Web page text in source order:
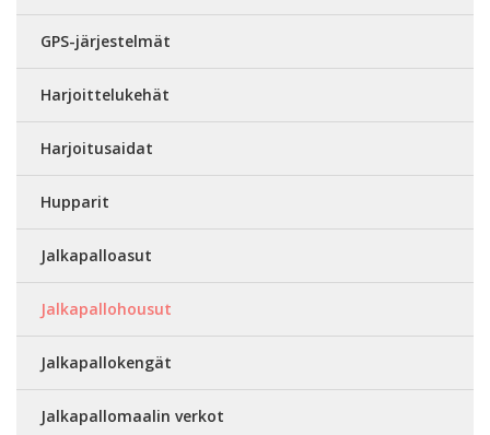
GPS-järjestelmät
Harjoittelukehät
Harjoitusaidat
Hupparit
Jalkapalloasut
Jalkapallohousut
Jalkapallokengät
Jalkapallomaalin verkot